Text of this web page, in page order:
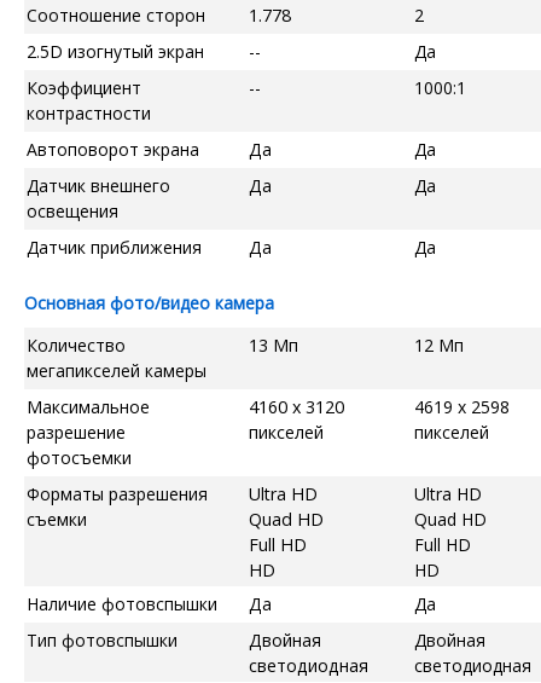
Соотношение сторон 1.778
2
2.5D изогнутый экран
--
Да
Коэффициент
контрастности
-- 1000:1
Автоповорот экрана Да
Да
Датчик внешнего
освещения
Да Да
Датчик приближения Да Да
Основная фото/видео камера
Количество
мегапикселей камеры
13 Мп 12 Мп
Максимальное
разрешение
фотосъемки
4160 x 3120
пикселей
4619 x 2598
пикселей
Форматы разрешения
съемки
Ultra HD
Quad HD
Full HD
HD
Ultra HD
Quad HD
Full HD
HD
Наличие фотовспышки
Да
Да
Тип фотовспышки
Двойная
светодиодная
Двойная
светодиодная